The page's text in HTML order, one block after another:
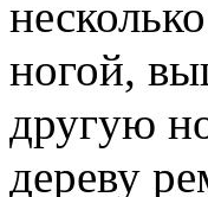
ногой,
другую
дереву